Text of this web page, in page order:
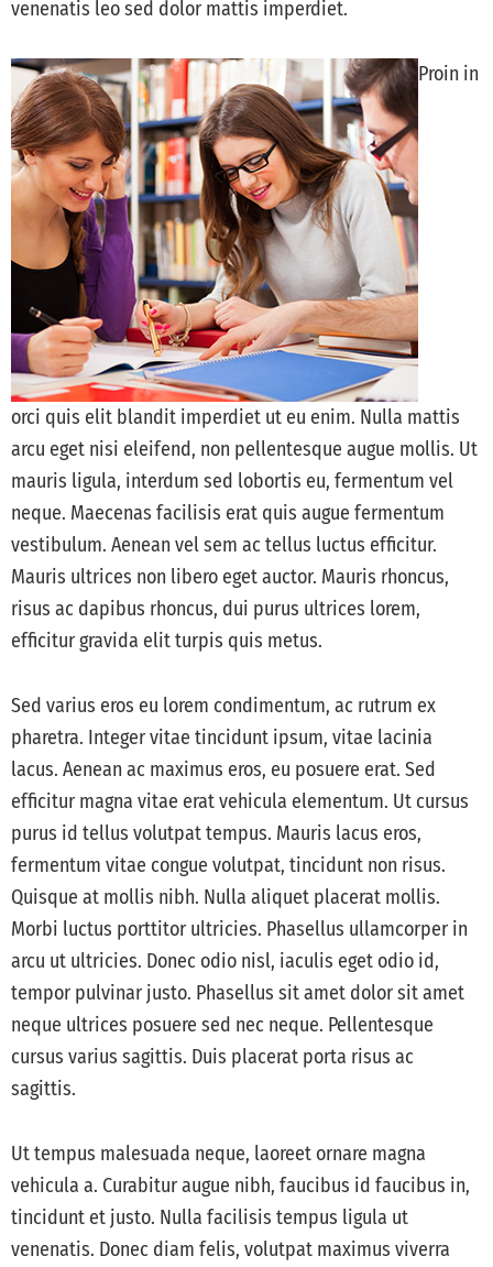
venenatis leo sed dolor mattis imperdiet.
Proin in
orci quis elit blandit imperdiet ut eu enim. Nulla mattis
arcu eget nisi eleifend, non pellentesque augue mollis. Ut
mauris ligula, interdum sed lobortis eu, fermentum vel
neque. Maecenas facilisis erat quis augue fermentum
vestibulum. Aenean vel sem ac tellus luctus efficitur.
Mauris ultrices non libero eget auctor. Mauris rhoncus,
risus ac dapibus rhoncus, dui purus ultrices lorem,
efficitur gravida elit turpis quis metus.
Sed varius eros eu lorem condimentum, ac rutrum ex
pharetra. Integer vitae tincidunt ipsum, vitae lacinia
lacus. Aenean ac maximus eros, eu posuere erat. Sed
efficitur magna vitae erat vehicula elementum. Ut cursus
purus id tellus volutpat tempus. Mauris lacus eros,
fermentum vitae congue volutpat, tincidunt non risus.
Quisque at mollis nibh. Nulla aliquet placerat mollis.
Morbi luctus porttitor ultricies. Phasellus ullamcorper in
arcu ut ultricies. Donec odio nisl, iaculis eget odio id,
tempor pulvinar justo. Phasellus sit amet dolor sit amet
neque ultrices posuere sed nec neque. Pellentesque
cursus varius sagittis. Duis placerat porta risus ac
sagittis.
Ut tempus malesuada neque, laoreet ornare magna
vehicula a. Curabitur augue nibh, faucibus id faucibus in,
tincidunt et justo. Nulla facilisis tempus ligula ut
venenatis. Donec diam felis, volutpat maximus viverra